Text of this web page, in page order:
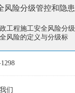
风险分级管控和隐患
工程施工安全风险分级
风险的定义与分级标
们